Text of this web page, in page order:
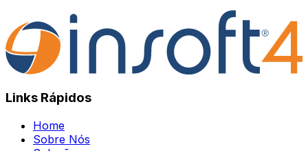
Links Rápidos
Home
Sobre Nós